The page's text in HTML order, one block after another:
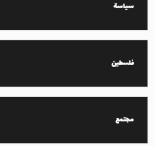
سياسة
فلسطين
مجتمع